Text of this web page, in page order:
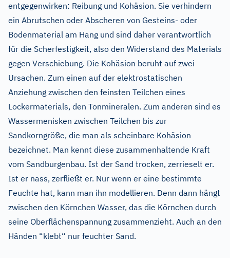
entgegenwirken: Reibung und Kohäsion. Sie verhindern
ein Abrutschen oder Abscheren von Gesteins- oder
Bodenmaterial am Hang und sind daher verantwortlich
für die Scherfestigkeit, also den Widerstand des Materials
gegen Verschiebung. Die Kohäsion beruht auf zwei
Ursachen. Zum einen auf der elektrostatischen
Anziehung zwischen den feinsten Teilchen eines
Lockermaterials, den Tonmineralen. Zum anderen sind es
Wassermenisken zwischen Teilchen bis zur
Sandkorngröße, die man als scheinbare Kohäsion
bezeichnet. Man kennt diese zusammenhaltende Kraft
vom Sandburgenbau. Ist der Sand trocken, zerrieselt er.
Ist er nass, zerfließt er. Nur wenn er eine bestimmte
Feuchte hat, kann man ihn modellieren. Denn dann hängt
zwischen den Körnchen Wasser, das die Körnchen durch
seine Oberflächenspannung zusammenzieht. Auch an den
Händen “klebt“ nur feuchter Sand.